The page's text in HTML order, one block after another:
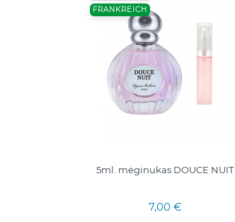
FRANKREICH
5ml. mėginukas DOUCE NUIT
7,00 €